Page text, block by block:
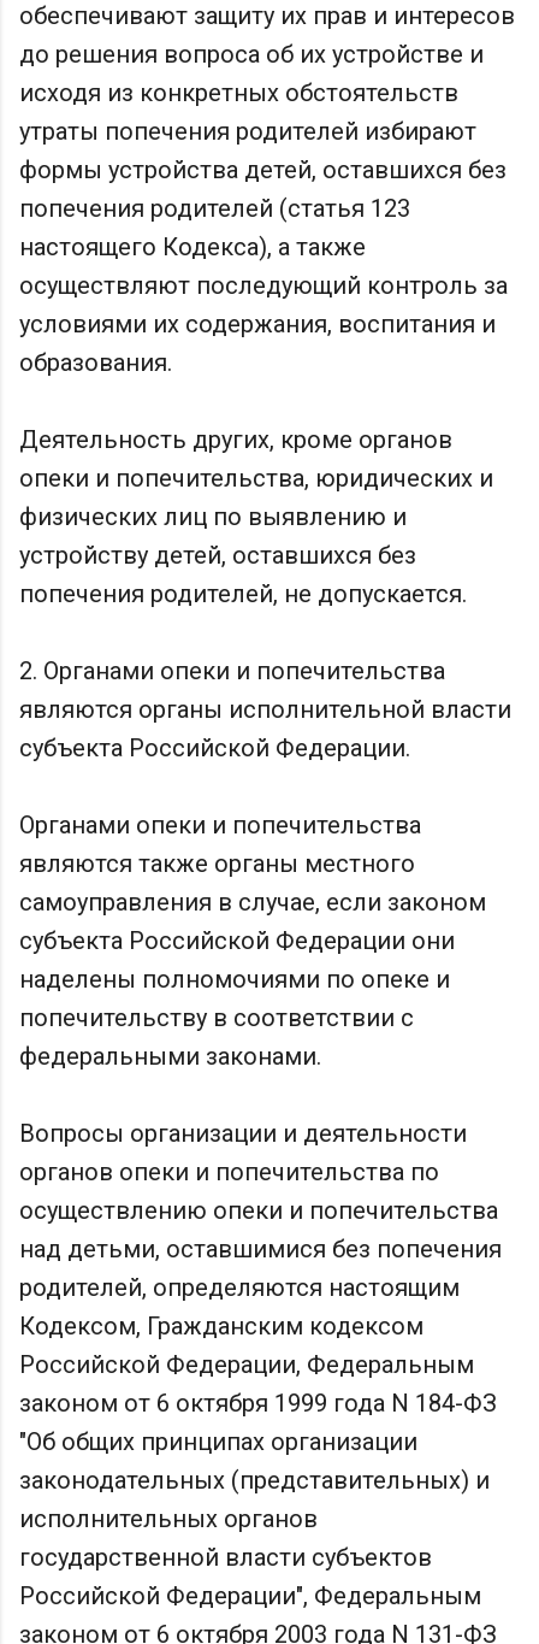
обеспечивают защиту их прав и интересов
до решения вопроса об их устройстве и
исходя из конкретных обстоятельств
утраты попечения родителей избирают
формы устройства детей, оставшихся без
попечения родителей (статья 123
настоящего Кодекса), а также
осуществляют последующий контроль за
условиями их содержания, воспитания и
образования.
Деятельность других, кроме органов
опеки и попечительства, юридических и
физических лиц по выявлению и
устройству детей, оставшихся без
попечения родителей, не допускается.
2. Органами опеки и попечительства
являются органы исполнительной власти
субъекта Российской Федерации.
Органами опеки и попечительства
являются также органы местного
самоуправления в случае, если законом
субъекта Российской Федерации они
наделены полномочиями по опеке и
попечительству в соответствии с
федеральными законами.
Вопросы организации и деятельности
органов опеки и попечительства по
осуществлению опеки и попечительства
над детьми, оставшимися без попечения
родителей, определяются настоящим
Кодексом, Гражданским кодексом
Российской Федерации, Федеральным
законом от 6 октября 1999 года N 184-ФЗ
"Об общих принципах организации
законодательных (представительных) и
исполнительных органов
государственной власти субъектов
Российской Федерации", Федеральным
законом от 6 октября 2003 года N 131-ФЗ